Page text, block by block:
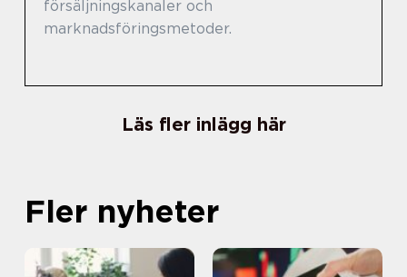
försäljningskanaler och
marknadsföringsmetoder.
Läs fler inlägg här
Fler nyheter